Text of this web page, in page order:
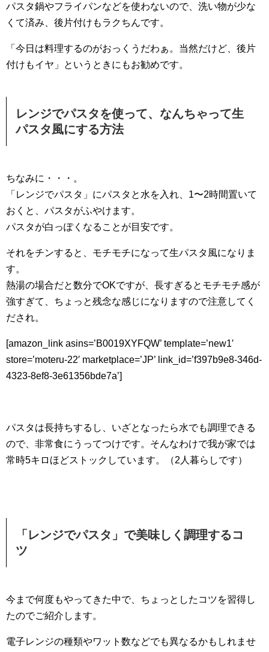
パスタ鍋やフライパンなどを使わないので、洗い物が少な
くて済み、後片付けもラクちんです。
「今日は料理するのがおっくうだわぁ。当然だけど、後片
付けもイヤ」というときにもお勧めです。
レンジでパスタを使って、なんちゃって生
パスタ風にする方法
ちなみに・・・。
「レンジでパスタ」にパスタと水を入れ、1〜2時間置いて
おくと、パスタがふやけます。
パスタが白っぽくなることが目安です。
それをチンすると、モチモチになって生パスタ風になりま
す。
熱湯の場合だと数分でOKですが、長すぎるとモチモチ感が
強すぎて、ちょっと残念な感じになりますので注意してく
だされ。
[amazon_link asins=’B0019XYFQW’ template=’new1′
store=’moteru-22′ marketplace=’JP’ link_id=’f397b9e8-346d-
4323-8ef8-3e61356bde7a’]
パスタは長持ちするし、いざとなったら水でも調理できる
ので、非常食にうってつけです。そんなわけで我が家では
常時5キロほどストックしています。（2人暮らしです）
「レンジでパスタ」で美味しく調理するコ
ツ
今まで何度もやってきた中で、ちょっとしたコツを習得し
たのでご紹介します。
電子レンジの種類やワット数などでも異なるかもしれませ